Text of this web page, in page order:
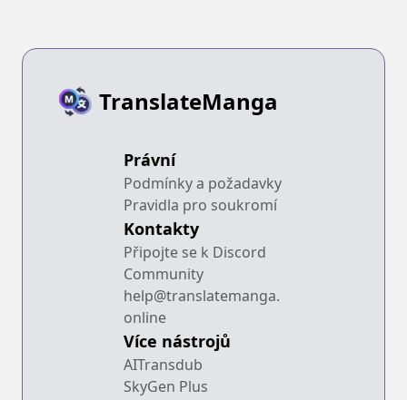
TranslateManga
Právní
Podmínky a požadavky
Pravidla pro soukromí
Kontakty
Připojte se k Discord
Community
help@translatemanga.
online
Více nástrojů
AITransdub
SkyGen Plus